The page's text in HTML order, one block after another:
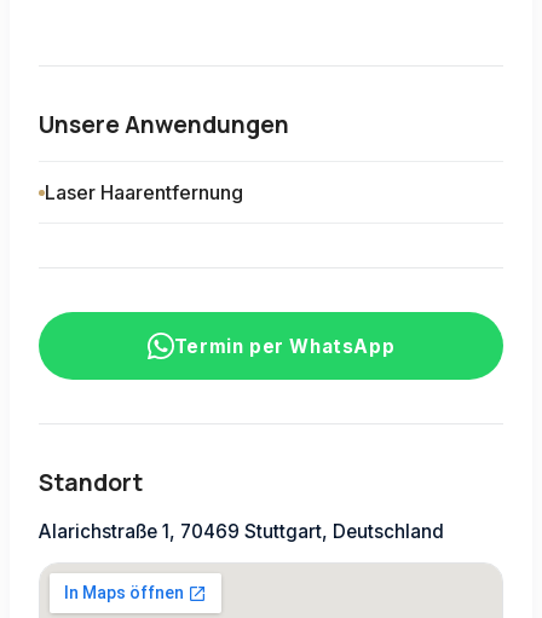
Unsere Anwendungen
Laser Haarentfernung
Termin per WhatsApp
Standort
Alarichstraße 1, 70469 Stuttgart, Deutschland